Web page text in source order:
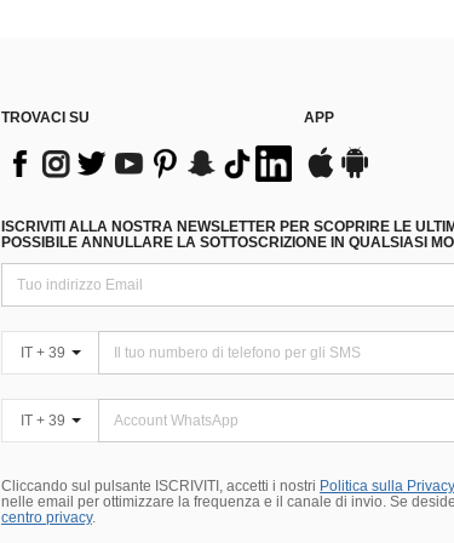
TROVACI SU APP
ISCRIVITI ALLA NOSTRA NEWSLETTER PER SCOPRIRE LE
POSSIBILE ANNULLARE LA SOTTOSCRIZIONE IN QUALSIASI
IT + 39
IT + 39
Cliccando sul pulsante ISCRIVITI, accetti i nostri Politica sulla
nelle email per ottimizzare la frequenza e il canale di invio. Se
centro privacy.